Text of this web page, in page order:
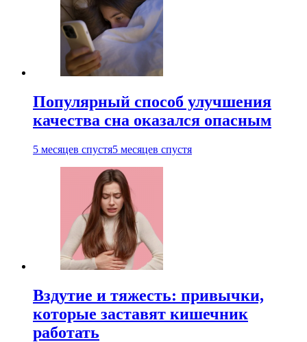
Популярный способ улучшения
качества сна оказался опасным
5 месяцев спустя5 месяцев спустя
Вздутие и тяжесть: привычки,
которые заставят кишечник
работать